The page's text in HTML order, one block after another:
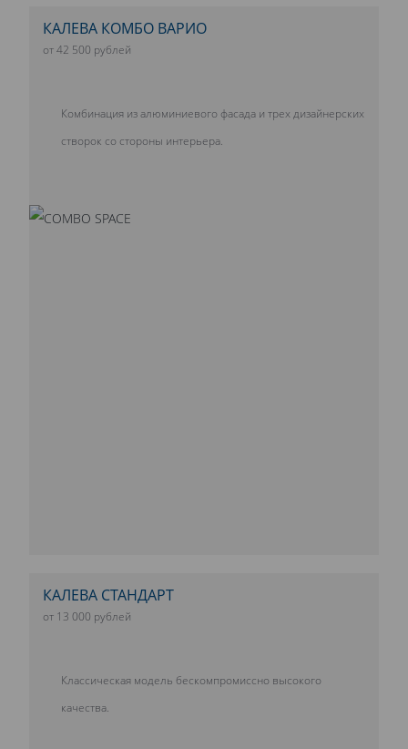
КАЛЕВА КОМБО ВАРИО
от 42 500 рублей
Комбинация из алюминиевого фасада и трех дизайнерских
створок со стороны интерьера.
КАЛЕВА СТАНДАРТ
от 13 000 рублей
Классическая модель бескомпромиссно высокого
качества.